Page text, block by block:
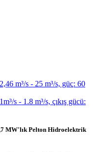
MW'lık Pelton Hidroelektrik